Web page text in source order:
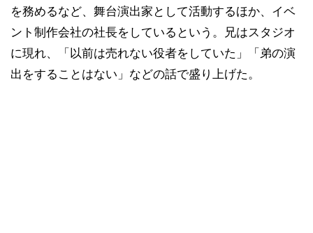
を務めるなど、舞台演出家として活動するほか、イベ
ント制作会社の社長をしているという。兄はスタジオ
に現れ、「以前は売れない役者をしていた」「弟の演
出をすることはない」などの話で盛り上げた。